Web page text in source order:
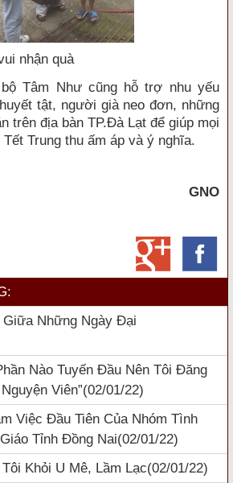
nhận quà
Tâm Như cũng hỗ trợ nhu yếu
tật, người già neo đơn, những
trên địa bàn TP.Đà Lạt để giúp mọi
Trung thu ấm áp và ý nghĩa.
GNO
Những Ngày Đại
Nào Tuyến Đầu Nên Tôi Đăng
Viên”(02/01/22)
Việc Đầu Tiên Của Nhóm Tình
Tỉnh Đồng Nai(02/01/22)
Khỏi U Mê, Lầm Lạc(02/01/22)